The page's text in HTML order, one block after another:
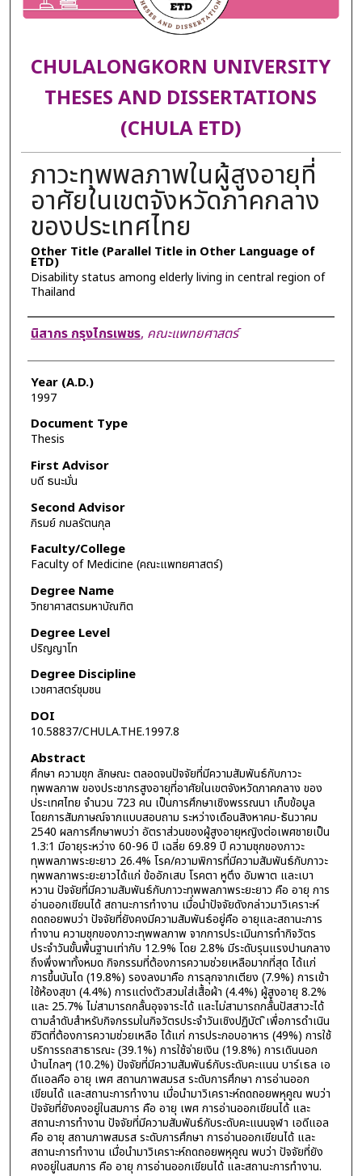
CHULALONGKORN UNIVERSITY
THESES AND DISSERTATIONS
(CHULA ETD)
ภาวะทุพพลภาพในผู้สูงอายุที่
อาศัยในเขตจังหวัดภาคกลาง
ของประเทศไทย
Other Title (Parallel Title in Other Language of
ETD)
Disability status among elderly living in central region of
Thailand
Author
นิสากร กรุงไกรเพชร, คณะแพทยศาสตร์
Year (A.D.)
1997
Document Type
Thesis
First Advisor
บดี ธนะมั่น
Second Advisor
ภิรมย์ กมลรัตนกุล
Faculty/College
Faculty of Medicine (คณะแพทยศาสตร์)
Degree Name
วิทยาศาสตรมหาบัณฑิต
Degree Level
ปริญญาโท
Degree Discipline
เวชศาสตร์ชุมชน
DOI
10.58837/CHULA.THE.1997.8
Abstract
ศึกษา ความชุก ลักษณะ ตลอดจนปัจจัยที่มีความสัมพันธ์กับภาวะ
ทุพพลภาพ ของประชากรสูงอายุที่อาศัยในเขตจังหวัดภาคกลาง ของ
ประเทศไทย จำนวน 723 คน เป็นการศึกษาเชิงพรรณนา เก็บข้อมูล
โดยการสัมภาษณ์จากแบบสอบถาม ระหว่างเดือนสิงหาคม-ธันวาคม
2540 ผลการศึกษาพบว่า อัตราส่วนของผู้สูงอายุหญิงต่อเพศชายเป็น
1.3:1 มีอายุระหว่าง 60-96 ปี เฉลี่ย 69.89 ปี ความชุกของภาวะ
ทุพพลภาพระยะยาว 26.4% โรค/ความพิการที่มีความสัมพันธ์กับภาวะ
ทุพพลภาพระยะยาวได้แก่ ข้ออักเสบ โรคตา หูตึง อัมพาต และเบา
หวาน ปัจจัยที่มีความสัมพันธ์กับภาวะทุพพลภาพระยะยาว คือ อายุ การ
อ่านออกเขียนได้ สถานะการทำงาน เมื่อนำปัจจัยดังกล่าวมาวิเคราะห์
ถดถอยพบว่า ปัจจัยที่ยังคงมีความสัมพันธ์อยู่คือ อายุและสถานะการ
ทำงาน ความชุกของภาวะทุพพลภาพ จากการประเมินการทำกิจวัตร
ประจำวันขั้นพื้นฐานเท่ากับ 12.9% โดย 2.8% มีระดับรุนแรงปานกลาง
ถึงพึ่งพาทั้งหมด กิจกรรมที่ต้องการความช่วยเหลือมากที่สุด ได้แก่
การขึ้นบันได (19.8%) รองลงมาคือ การลุกจากเตียง (7.9%) การเข้า
ใช้ห้องสุขา (4.4%) การแต่งตัวสวมใส่เสื้อผ้า (4.4%) ผู้สูงอายุ 8.2%
และ 25.7% ไม่สามารถกลั้นอุจจาระได้ และไม่สามารถกลั้นปัสสาวะได้
ตามลำดับสำหรับกิจกรรมในกิจวัตรประจำวันเชิงปฏิบัต ิเพื่อการดำเนิน
ชีวิตที่ต้องการความช่วยเหลือ ได้แก่ การประกอบอาหาร (49%) การใช้
บริการรถสาธารณะ (39.1%) การใช้จ่ายเงิน (19.8%) การเดินนอก
บ้านไกลๆ (10.2%) ปัจจัยที่มีความสัมพันธ์กับระดับคะแนน บาร์เธล เอ
ดีแอลคือ อายุ เพศ สถานภาพสมรส ระดับการศึกษา การอ่านออก
เขียนได้ และสถานะการทำงาน เมื่อนำมาวิเคราะห์ถดถอยพหุคูณ พบว่า
ปัจจัยที่ยังคงอยู่ในสมการ คือ อายุ เพศ การอ่านออกเขียนได้ และ
สถานะการทำงาน ปัจจัยที่มีความสัมพันธ์กับระดับคะแนนจุฬา เอดีแอล
คือ อายุ สถานภาพสมรส ระดับการศึกษา การอ่านออกเขียนได้ และ
สถานะการทำงาน เมื่อนำมาวิเคราะห์ถดถอยพหุคูณ พบว่า ปัจจัยที่ยัง
คงอยู่ในสมการ คือ อายุ การอ่านออกเขียนได้ และสถานะการทำงาน.